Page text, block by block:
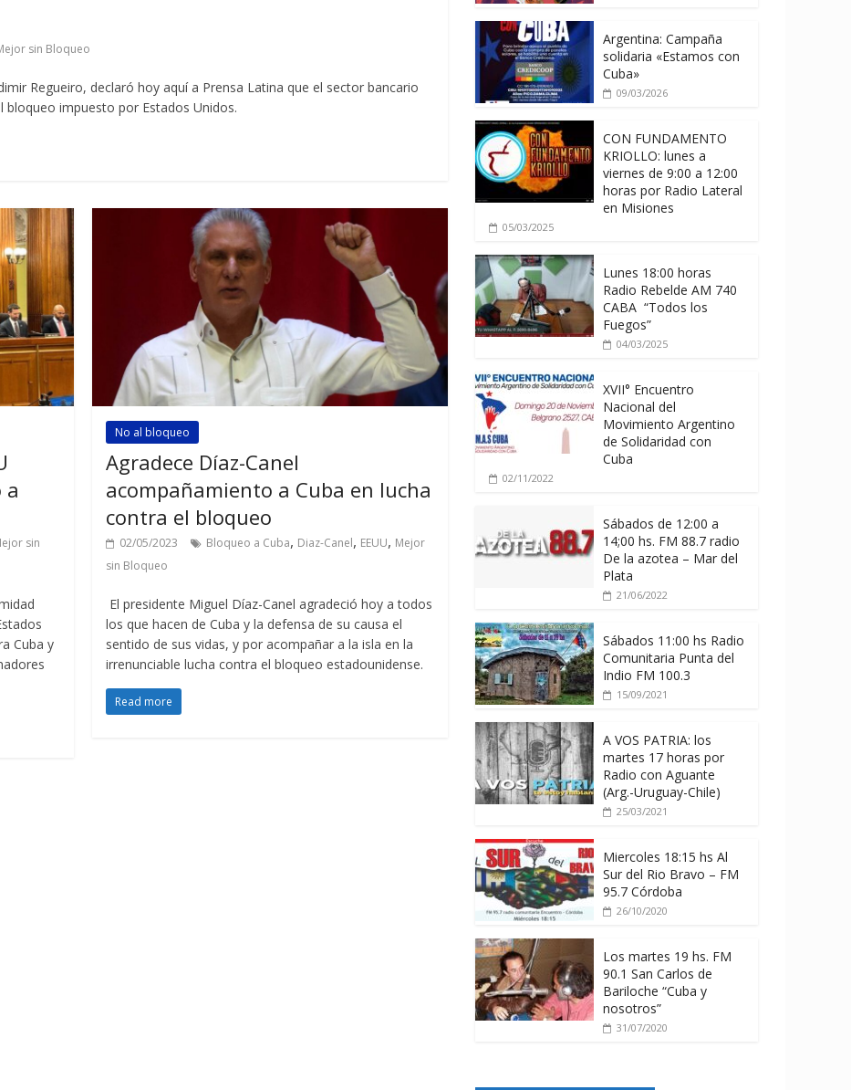
sin Bloqueo
Regueiro, declaró hoy aquí a Prensa Latina que el sector bancario
impuesto por Estados Unidos.
a
sin
Cuba y
No al bloqueo
Agradece Díaz-Canel
acompañamiento a Cuba en lucha
contra el bloqueo
02/05/2023 Bloqueo a Cuba, Diaz-Canel, EEUU, Mejor
sin Bloqueo
El presidente Miguel Díaz-Canel agradeció hoy a todos
los que hacen de Cuba y la defensa de su causa el
sentido de sus vidas, y por acompañar a la isla en la
irrenunciable lucha contra el bloqueo estadounidense.
Read more
Argentina: Campaña
solidaria «Estamos con
Cuba»
09/03/2026
CON FUNDAMENTO
KRIOLLO: lunes a
viernes de 9:00 a 12:00
horas por Radio Lateral
en Misiones
05/03/2025
Lunes 18:00 horas
Radio Rebelde AM 740
CABA “Todos los
Fuegos”
04/03/2025
XVII° Encuentro
Nacional del
Movimiento Argentino
de Solidaridad con
Cuba
02/11/2022
Sábados de 12:00 a
14;00 hs. FM 88.7 radio
De la azotea – Mar del
Plata
21/06/2022
Sábados 11:00 hs Radio
Comunitaria Punta del
Indio FM 100.3
15/09/2021
A VOS PATRIA: los
martes 17 horas por
Radio con Aguante
(Arg.-Uruguay-Chile)
25/03/2021
Miercoles 18:15 hs Al
Sur del Rio Bravo – FM
95.7 Córdoba
26/10/2020
Los martes 19 hs. FM
90.1 San Carlos de
Bariloche “Cuba y
nosotros”
31/07/2020